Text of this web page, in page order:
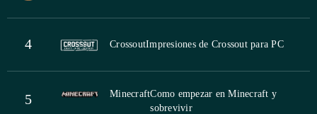
4 CrossoutImpresiones de Crossout para PC
5 MinecraftComo empezar en Minecraft y
sobrevivir